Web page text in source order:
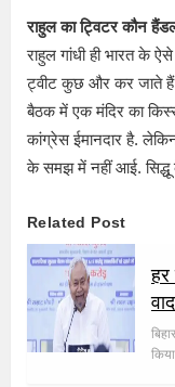
राहुल का ट्विटर कौन
राहुल गांधी ही भारत के
ट्वीट कुछ और कर जाते हैं.
बैठक में एक मंदिर का
कांग्रेस ईमानदार है.
के समझ में नहीं आई. सिद्धू
Related Post
हर